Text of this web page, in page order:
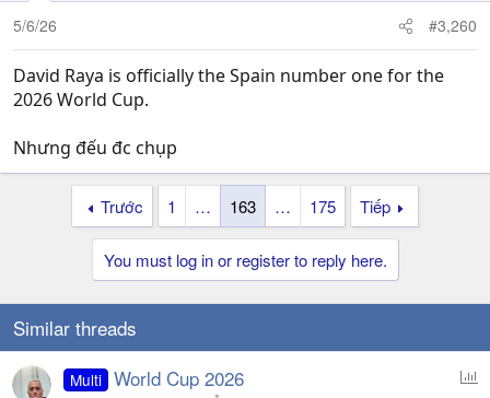
5/6/26 #3,260
David Raya is officially the Spain number one for the
2026 World Cup.
Nhưng đếu đc chụp
Trước 1 … 163 … 175 Tiếp
You must log in or register to reply here.
Similar threads
Multi World Cup 2026